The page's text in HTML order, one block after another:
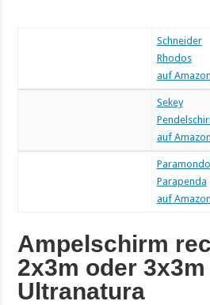
Schneider
Rhodos
auf Amazon
Sekey
auf Amazon
Paramondo
Parapenda
auf Amazon
Ampelschirm
2x3m oder 3x3m
Ultranatura